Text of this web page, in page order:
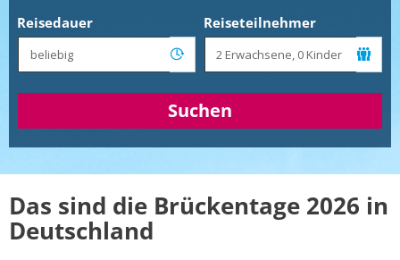
Reisedauer Reiseteilnehmer
Suchen
Das sind die Brückentage 2026 in
Deutschland